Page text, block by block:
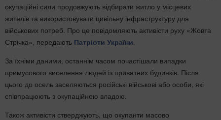
окупаційні сили продовжують відбирати житло у місцевих
жителів та використовувати цивільну інфраструктуру для
військових потреб. Про це повідомляють активісти руху «Жовта
Стрічка», передають Патріоти України
За їхніми даними, останнім часом почастішали випадки
примусового виселення людей із приватних будинків. Після
цього до осель заселяються російські військові або особи, які
співпрацюють з окупаційною владою.
Також активісти стверджують, що окупанти масово